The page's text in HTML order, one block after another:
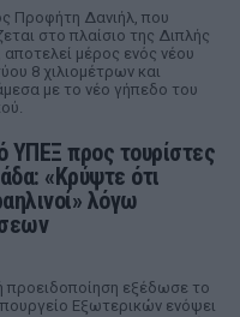
Προφήτη Δανιήλ, που
στο πλαίσιο της Διπλής
μέρος ενός νέου
8 χιλιομέτρων και
με το νέο γήπεδο του
ΥΠΕΞ προς τουρίστες
«Κρύψτε ότι
λόγω
προειδοποίηση εξέδωσε το
Εξωτερικών ενόψει